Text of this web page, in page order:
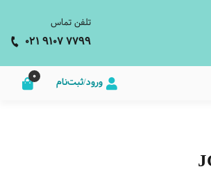
تلفن تماس
021 9107 7799
ورود/ثبت‌نام 0